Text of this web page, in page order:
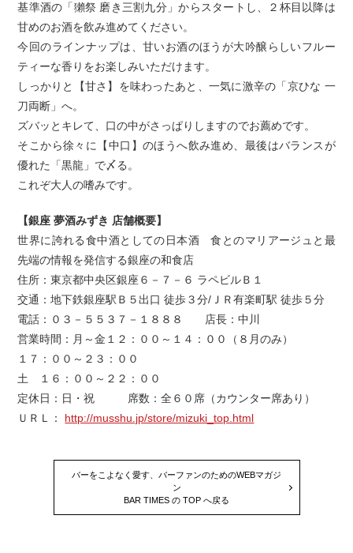
基準酒の「獺祭 磨き三割九分」からスタートし、２杯目以降は
甘めのお酒を飲み進めてください。
今回のラインナップは、甘いお酒のほうが大吟醸らしいフルー
ティーな香りをお楽しみいただけます。
しっかりと【甘さ】を味わったあと、一気に激辛の「京ひな 一
刀両断」へ。
ズバッとキレて、口の中がさっぱりしますのでお薦めです。
そこから徐々に【中口】のほうへ飲み進め、最後はバランスが
優れた「黒龍」で〆る。
これぞ大人の嗜みです。
【銀座 夢酒みずき 店舗概要】
世界に誇れる食中酒としての日本酒 食とのマリアージュと最
先端の情報を発信する銀座の和食店
住所：東京都中央区銀座６－７－６ ラペビルＢ１
交通：地下鉄銀座駅Ｂ５出口 徒歩３分/ＪＲ有楽町駅 徒歩５分
電話：０３－５５３７－１８８８ 店長：中川
営業時間：月～金１２：００～１４：００（８月のみ）
１７：００～２３：００
土 １６：００～２２：００
定休日：日・祝 席数：全６０席（カウンター席あり）
ＵＲＬ： http://musshu.jp/store/mizuki_top.html
バーをこよなく愛す、バーファンのためのWEBマガジ
ン
BAR TIMES の TOP へ戻る